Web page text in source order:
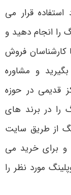
قرار می
را انجام دهید و
کارشناسان فروش
و مشاوره
قدیمی در حوزه
را در برند های
از طریق سایت
و برای خرید می
مورد نظر را